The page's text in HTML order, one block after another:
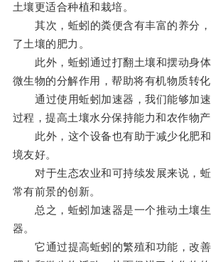
土壤更适合种植和栽培。
其次，蚯蚓的粪便含有丰富的养分，
了土壤的肥力。
此外，蚯蚓通过打翻土壤和摆动身体
微生物的分解作用，帮助将有机物质转化
通过使用蚯蚓加速器，我们能够加速
过程，提高土壤水分保持能力和农作物产
此外，这个设备也有助于减少化肥和
境友好。
对于生态农业和可持续发展来说，蚯
常有前景的创新。
总之，蚯蚓加速器是一个推动土壤生
器。
它通过提高蚯蚓的繁殖和功能，改善